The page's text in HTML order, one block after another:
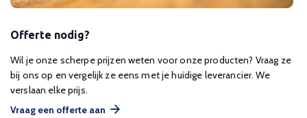
Offerte nodig?
Wil je onze scherpe prijzen weten voor onze producten? Vraag ze
bij ons op en vergelijk ze eens met je huidige leverancier. We
verslaan elke prijs.
Vraag een offerte aan